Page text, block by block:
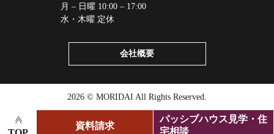
資料請求
パッシブハウス見学・住
宅相談
月 – 日曜 10:00 – 17:00
水・木曜 定休
会社概要
2026 © MORIDAI All Rights Reserved.